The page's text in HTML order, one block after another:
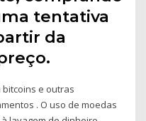
tentativa
da
bitcoins e outras
. O uso de moedas